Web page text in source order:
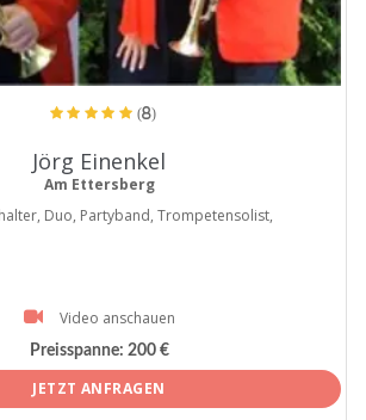
(8)
Jörg Einenkel
Am Ettersberg
Duo, Partyband, Trompetensolist,
Video anschauen
Preisspanne: 200 €
JETZT ANFRAGEN